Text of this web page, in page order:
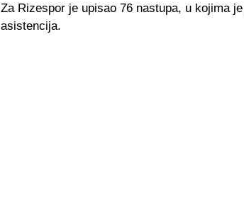
Za Rizespor je upisao 76 nastupa, u kojima
asistencija.